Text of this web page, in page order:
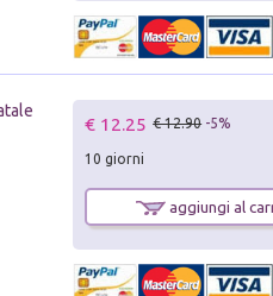
€ 12.25 € 12.90 -5%
10 giorni
aggiungi al